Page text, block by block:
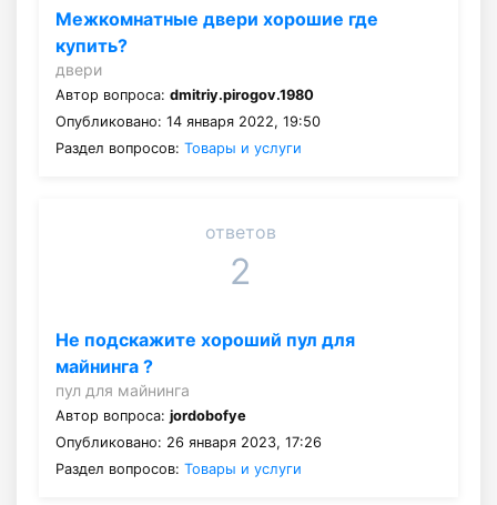
Межкомнатные двери хорошие где
купить?
двери
Автор вопроса: dmitriy.pirogov.1980
Опубликовано: 14 января 2022, 19:50
Раздел вопросов: Товары и услуги
ответов
2
Не подскажите хороший пул для
майнинга ?
пул для майнинга
Автор вопроса: jordobofye
Опубликовано: 26 января 2023, 17:26
Раздел вопросов: Товары и услуги